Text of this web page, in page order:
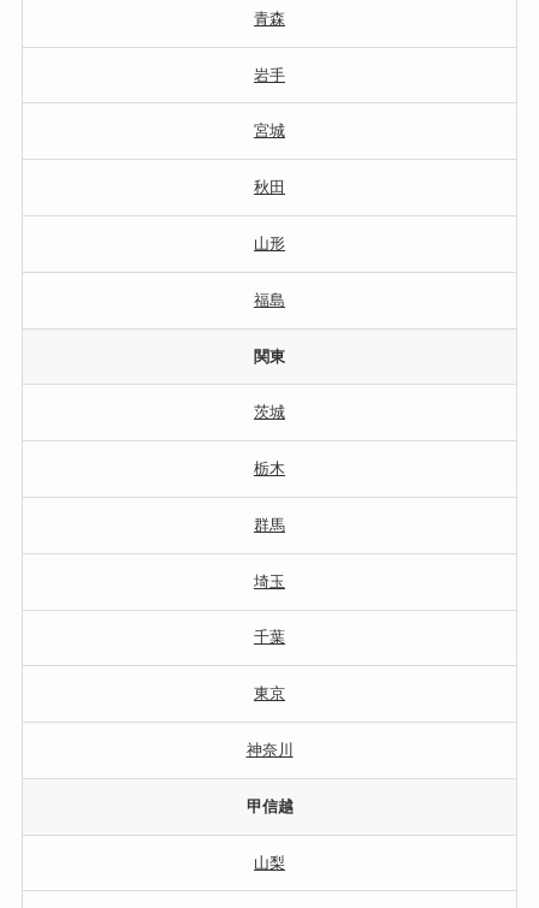
青森
岩手
宮城
秋田
山形
福島
関東
茨城
栃木
群馬
埼玉
千葉
東京
神奈川
甲信越
山梨